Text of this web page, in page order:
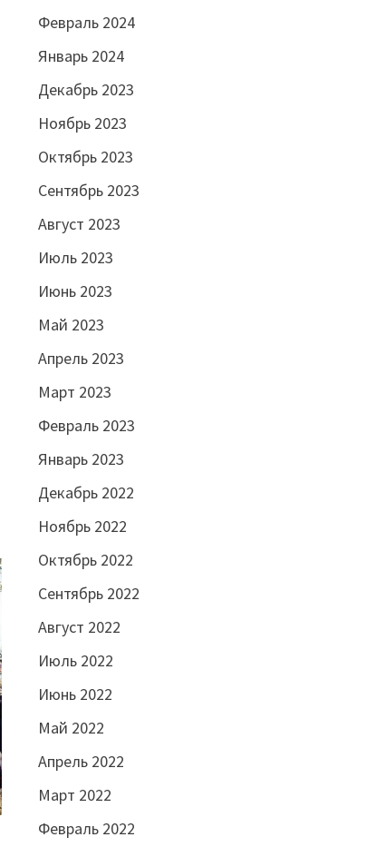
Февраль 2024
Январь 2024
Декабрь 2023
Ноябрь 2023
Октябрь 2023
Сентябрь 2023
Август 2023
Июль 2023
Июнь 2023
Май 2023
Апрель 2023
Март 2023
Февраль 2023
Январь 2023
Декабрь 2022
Ноябрь 2022
Октябрь 2022
Сентябрь 2022
Август 2022
Июль 2022
Июнь 2022
Май 2022
Апрель 2022
Март 2022
Февраль 2022